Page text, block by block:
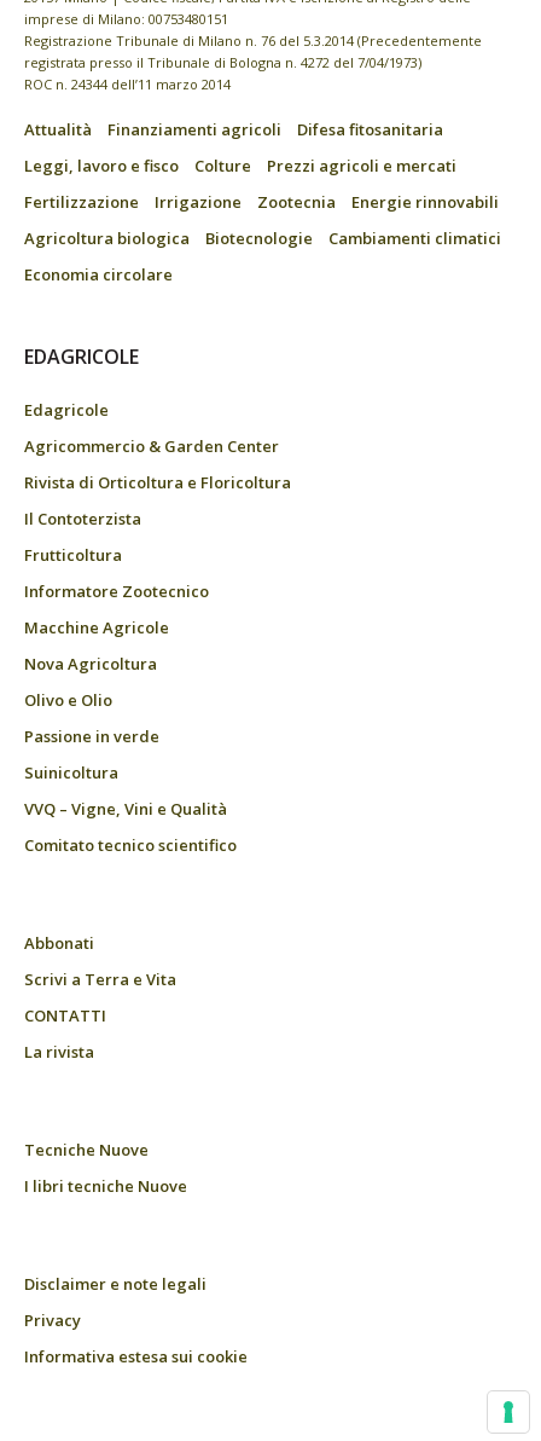
imprese di Milano: 00753480151
Registrazione Tribunale di Milano n. 76 del 5.3.2014 (Precedentemente
registrata presso il Tribunale di Bologna n. 4272 del 7/04/1973)
ROC n. 24344 dell’11 marzo 2014
Attualità Finanziamenti agricoli
Difesa fitosanitaria
Leggi, lavoro e fisco
Colture
Prezzi agricoli e mercati
Fertilizzazione
Irrigazione Zootecnia
Energie rinnovabili
Agricoltura biologica
Biotecnologie
Cambiamenti climatici
Economia circolare
EDAGRICOLE
Edagricole
Agricommercio & Garden Center
Rivista di Orticoltura e Floricoltura
Il Contoterzista
Frutticoltura
Informatore Zootecnico
Macchine Agricole
Nova Agricoltura
Olivo e Olio
Passione in verde
Suinicoltura
VVQ – Vigne, Vini e Qualità
Comitato tecnico scientifico
Abbonati
Scrivi a Terra e Vita
CONTATTI
La rivista
Tecniche Nuove
I libri tecniche Nuove
Disclaimer e note legali
Privacy
Informativa estesa sui cookie